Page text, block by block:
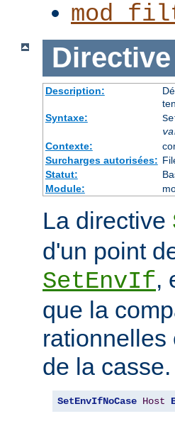
Directive
Description:
Syntaxe:
Contexte:
Surcharges autorisées:
Statut:
Module:
La directive
d'un point
SetEnvIf,
que la
rationnelles
de la
SetEnvIfNoCase Host